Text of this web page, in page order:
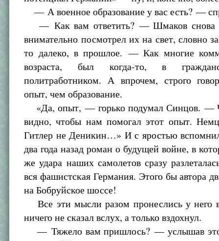
— А военное образование у вас есть? —
— Как вам ответить? — Шмаков снова
внимательно посмотрел их на свет, словно
то далеко, в прошлое. — Как многие
возраста, был когда-то, в
политработником. А впрочем, строго
опыт, чем образование.
«Да, опыт, — горько подумал Синцов. —
видно, чтобы нам помогал этот опыт.
Гитлер не Деникин…» И с яростью
два года назад роман о будущей войне, в
же удара наших самолетов сразу
вся фашистская Германия. Этого бы автора
на Бобруйское шоссе!
Все эти мысли разом пронеслись у него
ничего не сказал вслух, а только вздохнул.
— Тяжело вам пришлось? — услышав